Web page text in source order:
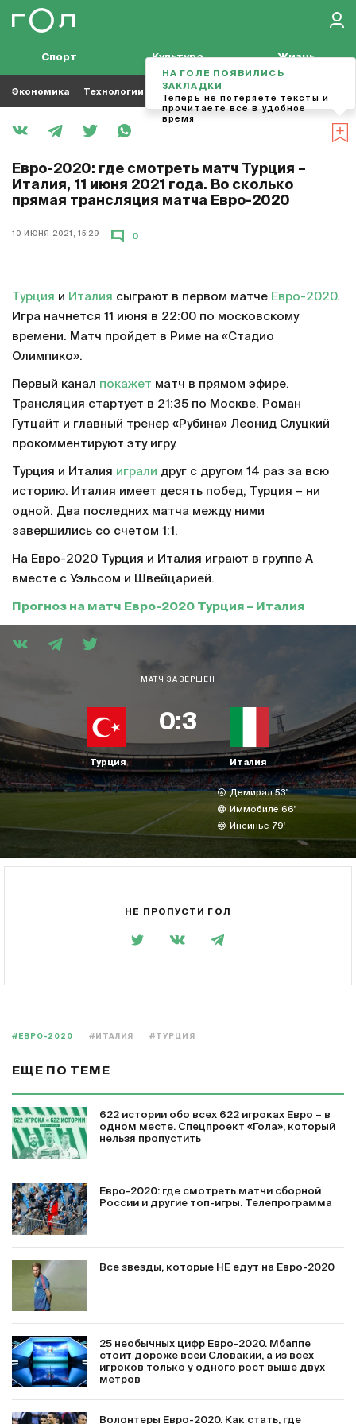
Спорт Культура Жизнь
Экономика Технологии Кино Футбол
Евро-2020: где смотреть матч Турция –
Италия, 11 июня 2021 года. Во сколько
прямая трансляция матча Евро-2020
10 ИЮНЯ 2021, 15:29 0
Турция и Италия сыграют в первом матче Евро-2020.
Игра начнется 11 июня в 22:00 по московскому
времени. Матч пройдет в Риме на «Стадио
Олимпико».
Первый канал покажет матч в прямом эфире.
Трансляция стартует в 21:35 по Москве. Роман
Гутцайт и главный тренер «Рубина» Леонид Слуцкий
прокомментируют эту игру.
Турция и Италия играли друг с другом 14 раз за всю
историю. Италия имеет десять побед, Турция – ни
одной. Два последних матча между ними
завершились со счетом 1:1.
На Евро-2020 Турция и Италия играют в группе А
вместе с Уэльсом и Швейцарией.
Прогноз на матч Евро-2020 Турция – Италия
МАТЧ ЗАВЕРШЕН
Турция
0:3
Италия
Демирал 53'
Иммобиле 66'
Инсинье 79'
НЕ ПРОПУСТИ ГОЛ
#ЕВРО-2020 #ИТАЛИЯ #ТУРЦИЯ
ЕЩЕ ПО ТЕМЕ
622 истории обо всех 622 игроках Евро – в
одном месте. Спецпроект «Гола», который
нельзя пропустить
Евро-2020: где смотреть матчи сборной
России и другие топ-игры. Телепрограмма
Все звезды, которые НЕ едут на Евро-2020
25 необычных цифр Евро-2020. Мбаппе
стоит дороже всей Словакии, а из всех
игроков только у одного рост выше двух
метров
Волонтеры Евро-2020. Как стать, где
НА ГОЛЕ ПОЯВИЛИСЬ
ЗАКЛАДКИ
Теперь не потеряете тексты и
прочитаете все в удобное
время